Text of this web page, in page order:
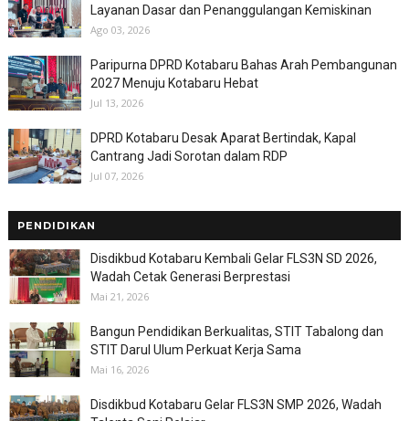
Layanan Dasar dan Penanggulangan Kemiskinan
Ago 03, 2026
Paripurna DPRD Kotabaru Bahas Arah Pembangunan
2027 Menuju Kotabaru Hebat
Jul 13, 2026
DPRD Kotabaru Desak Aparat Bertindak, Kapal
Cantrang Jadi Sorotan dalam RDP
Jul 07, 2026
PENDIDIKAN
Disdikbud Kotabaru Kembali Gelar FLS3N SD 2026,
Wadah Cetak Generasi Berprestasi
Mai 21, 2026
Bangun Pendidikan Berkualitas, STIT Tabalong dan
STIT Darul Ulum Perkuat Kerja Sama
Mai 16, 2026
Disdikbud Kotabaru Gelar FLS3N SMP 2026, Wadah